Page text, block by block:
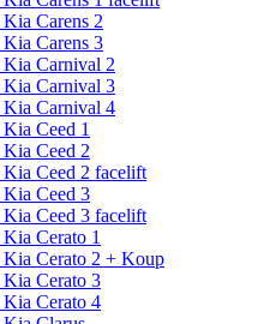
Carens 2
Carens 3
Carnival 2
Carnival 3
Carnival 4
Ceed 1
Ceed 2
Ceed 2 facelift
Ceed 3
Ceed 3 facelift
Cerato 1
Cerato 2 + Koup
Cerato 3
Cerato 4